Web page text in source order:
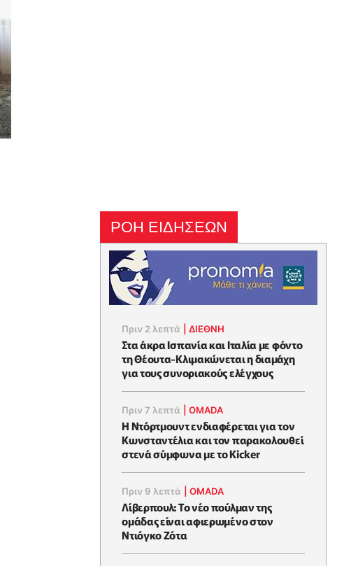
ΡΟΗ ΕΙΔΗΣΕΩΝ
Πριν 2 λεπτά |ΔΙΕΘΝΗ
Στα άκρα Ισπανία και Ιταλία με φόντο
τη Θέουτα-Κλιμακώνεται η διαμάχη
για τους συνοριακούς ελέγχους
Πριν 7 λεπτά |OMADA
Η Ντόρτμουντ ενδιαφέρεται για τον
Κωνσταντέλια και τον παρακολουθεί
στενά σύμφωνα με το Kicker
Πριν 9 λεπτά |OMADA
Λίβερπουλ: Το νέο πούλμαν της
ομάδας είναι αφιερωμένο στον
Ντιόγκο Ζότα